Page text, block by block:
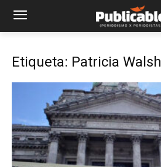
Etiqueta: Patricia Walsh